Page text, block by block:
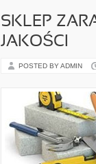
SKLEP
JAKOŚCI
POSTED BY ADMIN